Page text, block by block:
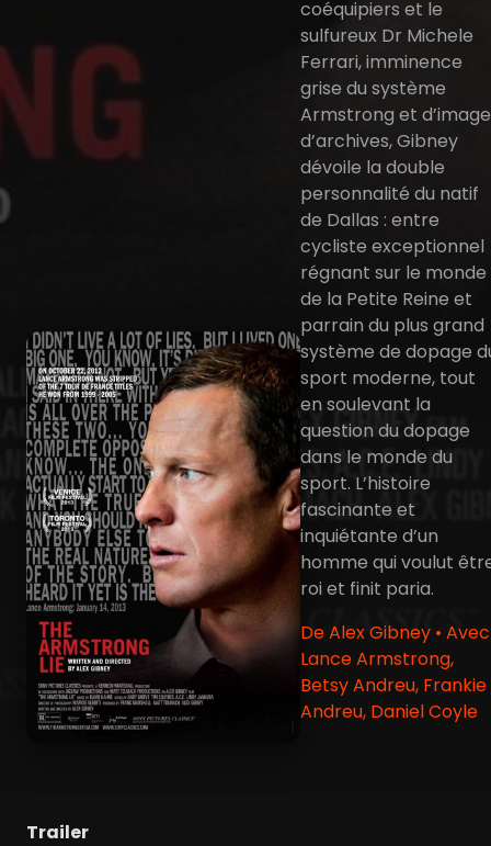
coéquipiers et le
sulfureux Dr Michele
Ferrari, imminence
grise du système
Armstrong et
d’archives, Gibney
dévoile la double
personnalité du natif
de Dallas : entre
cycliste exceptionnel
régnant sur le monde
de la Petite Reine et
parrain du plus grand
système de dopage
sport moderne, tout
en soulevant la
question du dopage
dans le monde du
sport. L’histoire
fascinante et
inquiétante d’un
homme qui voulut
roi et finit paria.
De Alex Gibney • Avec
Lance Armstrong,
Betsy Andreu, Frankie
Andreu, Daniel Coyle
Trailer